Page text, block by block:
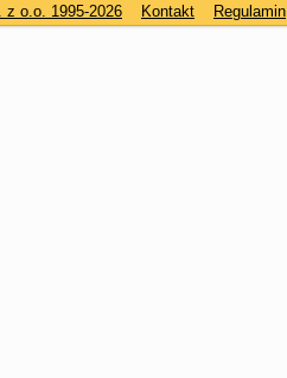
o.o. 1995-2026 Kontakt Regulamin